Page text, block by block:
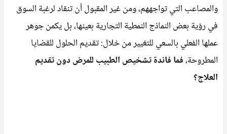
والمصاعب التي تواجههم، ومن غير المقبول أن تنقاد لرغبة السوق
في رؤية بعض النماذج النمطية التجارية بعينها، بل يكمن جوهر
عملها الفعلي بالسعي للتغيير من خلال: تقديم الحلول للقضايا
المطروحة،فما فائدة تشخيص الطبيب للمرض دون تقديم
العلاج؟